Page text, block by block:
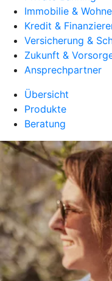
Immobilie &
Kredit &
Versicherung &
Zukunft &
Ansprechpartner
Übersicht
Produkte
Beratung